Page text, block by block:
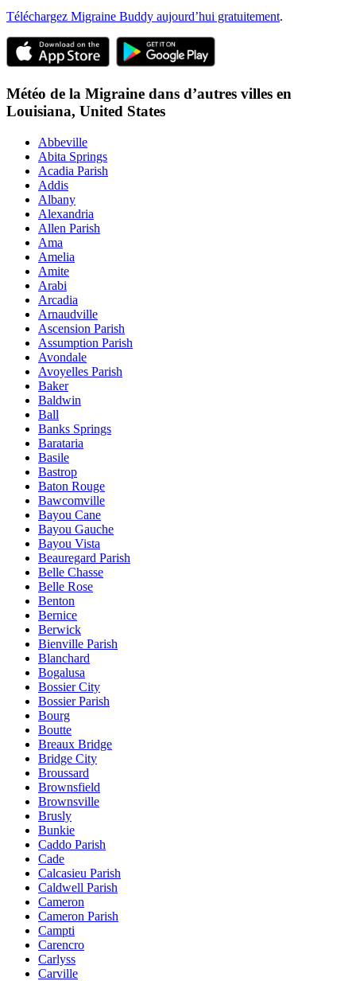
Téléchargez Migraine Buddy aujourd’hui gratuitement.
Météo de la Migraine dans d’autres villes en
Louisiana, United States
Abbeville
Abita Springs
Acadia Parish
Addis
Albany
Alexandria
Allen Parish
Ama
Amelia
Amite
Arabi
Arcadia
Arnaudville
Ascension Parish
Assumption Parish
Avondale
Avoyelles Parish
Baker
Baldwin
Ball
Banks Springs
Barataria
Basile
Bastrop
Baton Rouge
Bawcomville
Bayou Cane
Bayou Gauche
Bayou Vista
Beauregard Parish
Belle Chasse
Belle Rose
Benton
Bernice
Berwick
Bienville Parish
Blanchard
Bogalusa
Bossier City
Bossier Parish
Bourg
Boutte
Breaux Bridge
Bridge City
Broussard
Brownsfield
Brownsville
Brusly
Bunkie
Caddo Parish
Cade
Calcasieu Parish
Caldwell Parish
Cameron
Cameron Parish
Campti
Carencro
Carlyss
Carville